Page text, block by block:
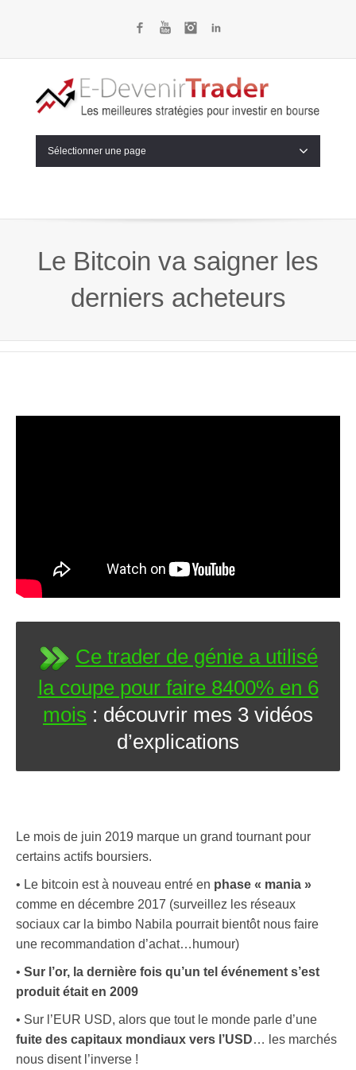
FacebookYouTubeInstagram
Sélectionner une page
Le Bitcoin va saigner les
derniers acheteurs
Ce trader de génie a utilisé
la coupe pour faire 8400% en 6
mois : découvrir mes 3 vidéos
d’explications
Le mois de juin 2019 marque un grand tournant pour
certains actifs boursiers.
• Le bitcoin est à nouveau entré en phase « mania »
comme en décembre 2017 (surveillez les réseaux
sociaux car la bimbo Nabila pourrait bientôt nous faire
une recommandation d’achat…humour)
• Sur l’or, la dernière fois qu’un tel événement s’est
produit était en 2009
• Sur l’EUR USD, alors que tout le monde parle d’une
fuite des capitaux mondiaux vers l’USD… les marchés
nous disent l’inverse !